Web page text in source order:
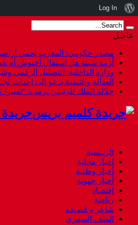
عاجـل
مصدر حكومي: المغرب يحمي
أزمة سبتة هل استقال أخنوش أم
وزارة الداخلية: التضليل الرقمي
العدالة والتنمية يدعو إلى إحداث
جلالة الملك للرئيس ترمب:
الرئيسية
اخبار محلية
أخبار وطنية
أخبار جهوية
إقتصاد
رياضة
شاعر و قصيدة
الملف الشهري
نبذة
عن
ووردبريس
Log In